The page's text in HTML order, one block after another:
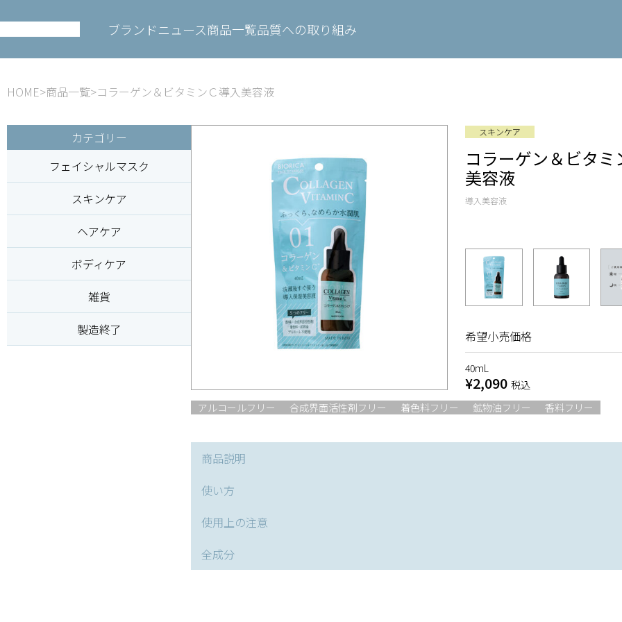
ブランドニュース商品一覧品質への取り組み
HOME 商品一覧 コラーゲン＆ビタミンＣ導入美容液
スキンケア
コラーゲン＆ビタミ
美容液
導入美容液
希望小売価格
40mL
¥2,090 税込
アルコールフリー
合成界面活性剤フリー 着色料フリー 鉱物油フリー 香料フリー
商品説明
使い方
使用上の注意
全成分
カテゴリー
フェイシャルマスク
スキンケア
ヘアケア
ボディケア
雑貨
製造終了